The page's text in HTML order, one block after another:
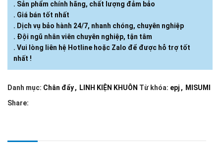
. Sản phẩm chính hãng, chất lượng đảm bảo
. Giá bán tốt nhất
. Dịch vụ bảo hành 24/7, nhanh chóng, chuyên nghiệp
. Đội ngũ nhân viên chuyên nghiệp, tận tâm
. Vui lòng liên hệ Hotline hoặc Zalo để được hỗ trợ tốt
nhất !
Danh mục: Chân đẩy, LINH KIỆN KHUÔN Từ khóa: epj , MISUMI
Share: